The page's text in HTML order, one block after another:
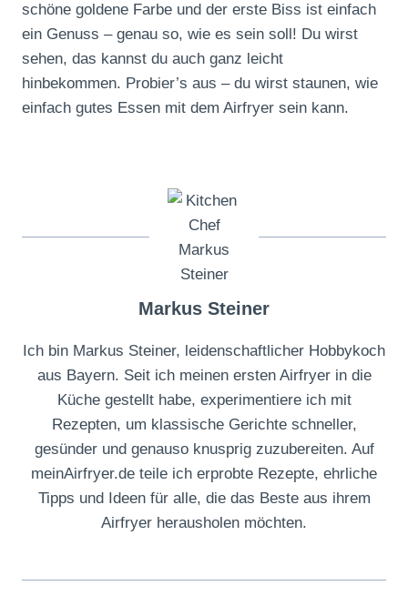
schöne goldene Farbe und der erste Biss ist einfach
ein Genuss – genau so, wie es sein soll! Du wirst
sehen, das kannst du auch ganz leicht
hinbekommen. Probier’s aus – du wirst staunen, wie
einfach gutes Essen mit dem Airfryer sein kann.
Markus Steiner
Ich bin Markus Steiner, leidenschaftlicher Hobbykoch
aus Bayern. Seit ich meinen ersten Airfryer in die
Küche gestellt habe, experimentiere ich mit
Rezepten, um klassische Gerichte schneller,
gesünder und genauso knusprig zuzubereiten. Auf
meinAirfryer.de teile ich erprobte Rezepte, ehrliche
Tipps und Ideen für alle, die das Beste aus ihrem
Airfryer herausholen möchten.